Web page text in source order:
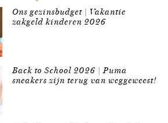
Ons gezinsbudget | Vakantie
zakgeld kinderen 2026
Back to School 2026 | Puma
sneakers zijn terug van weggeweest!